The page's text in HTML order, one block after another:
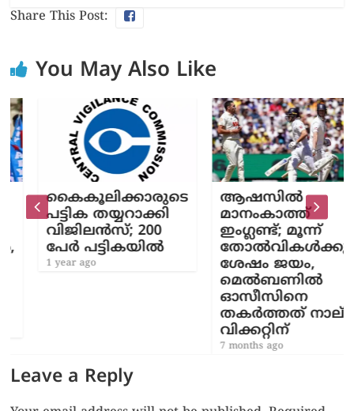
Share This Post:
You May Also Like
കൈകൂലിക്കാരുടെ
പട്ടിക തയ്യറാക്കി
വിജിലൻസ്; 200
പേർ പട്ടികയിൽ
1 year ago
ആഷസിൽ
മാനംകാത്ത്
ഇംഗ്ലണ്ട്; മൂന്ന്
തോൽവികൾക്കു
ശേഷം ജയം,
മെൽബണിൽ
ഓസീസിനെ
തകർത്തത് നാല്
വിക്കറ്റിന്
7 months ago
Leave a Reply